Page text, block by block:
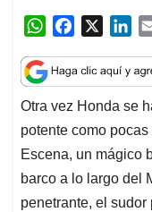
W
a
t
s
A
p
p
c
e
b
o
o
k
n
k
e
d
I
n
Otra vez Honda se
potente como
Escena, un mágico
barco a lo largo del
penetrante, el